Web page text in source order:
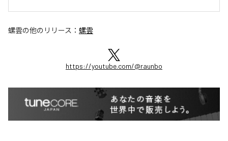
螺雲の他のリリース： 螺雲
https://youtube.com/@raunbo